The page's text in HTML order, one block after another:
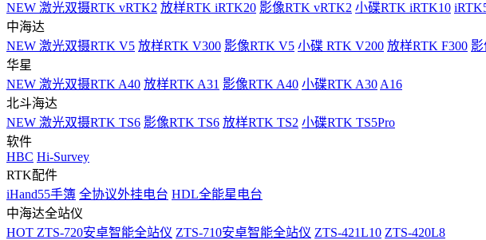
NEW 激光双摄RTK vRTK2 放样RTK iRTK20 影像RTK vRTK2 小碟RTK iRTK10
中海达
NEW 激光双摄RTK V5 放样RTK V300 影像RTK V5 小碟 RTK V200 放样RTK F300
华星
NEW 激光双摄RTK A40 放样RTK A31 影像RTK A40 小碟RTK A30 A16
北斗海达
NEW 激光双摄RTK TS6 影像RTK TS6 放样RTK TS2 小碟RTK TS5Pro
软件
HBC Hi-Survey
RTK配件
iHand55手簿 全协议外挂电台 HDL全能星电台
中海达全站仪
HOT ZTS-720安卓智能全站仪 ZTS-710安卓智能全站仪 ZTS-421L10 ZTS-420L8